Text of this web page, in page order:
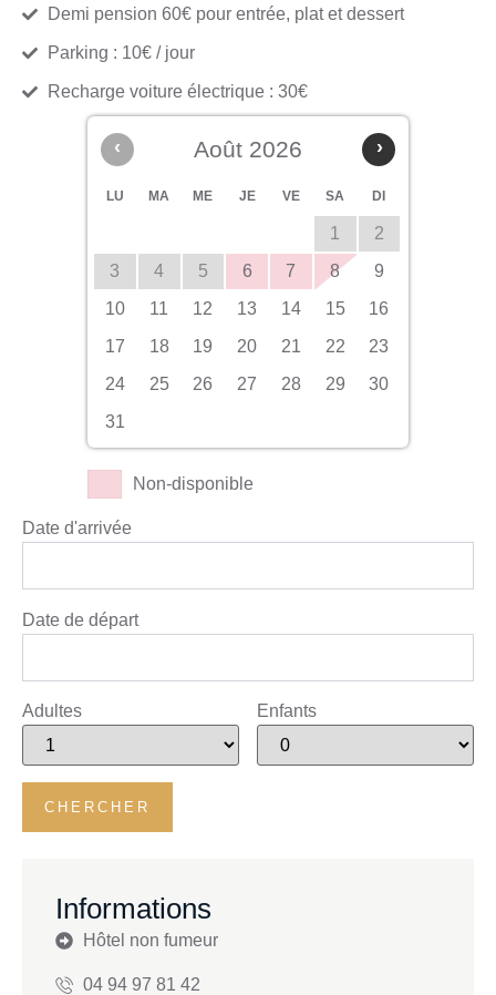
Demi pension 60€ pour entrée, plat et dessert
Parking : 10€ / jour
Recharge voiture électrique : 30€
‹ ›
Août 2026
LU MA ME JE VE SA DI
1
2
3
4 5 6 7 8
9
10
11 12 13 14 15
16
17
18 19 20 21 22
23
24
25 26 27 28 29
30
31
Non-disponible
Date d'arrivée
Date de départ
Adultes Enfants
Informations
Hôtel non fumeur
04 94 97 81 42